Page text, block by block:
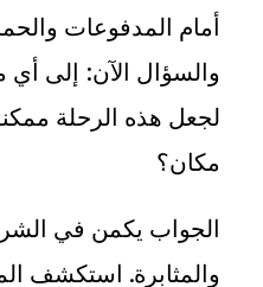
أمام المدفوعات
والسؤال الآن: إلى
لجعل هذه الرحلة
مكان؟
الجواب يكمن في
والمثابرة. استكشف